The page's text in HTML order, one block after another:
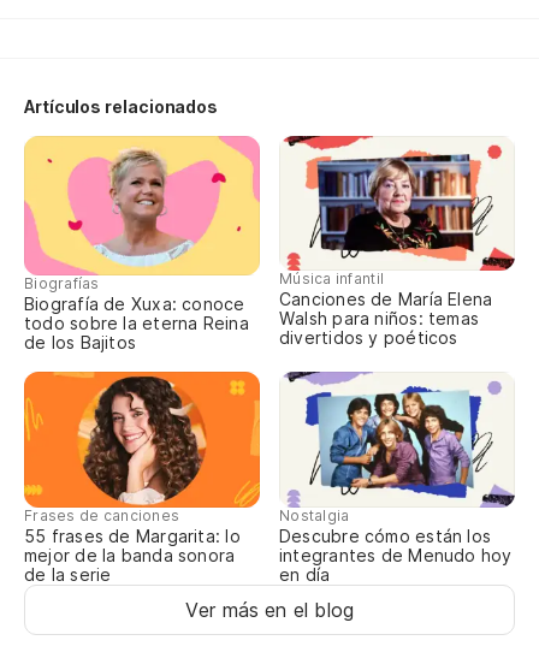
Artículos relacionados
Biografías
Biografía de Xuxa: conoce
todo sobre la eterna Reina
de los Bajitos
Música infantil
Canciones de María Elena
Walsh para niños: temas
divertidos y poéticos
Frases de canciones
55 frases de Margarita: lo
mejor de la banda sonora
de la serie
Nostalgia
Descubre cómo están los
integrantes de Menudo hoy
en día
Ver más en el blog